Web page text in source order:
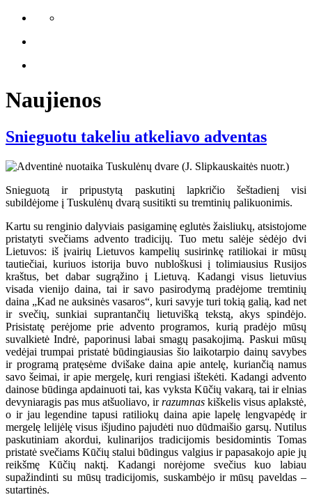
Naujienos
Snieguotu takeliu atkeliavo adventas
Snieguotą ir pripustytą paskutinį lapkričio šeštadienį visi
subildėjome į Tuskulėnų dvarą susitikti su tremtinių palikuonimis.
Kartu su renginio dalyviais pasigaminę eglutės žaisliukų, atsistojome
pristatyti svečiams advento tradicijų. Tuo metu salėje sėdėjo dvi
Lietuvos: iš įvairių Lietuvos kampelių susirinkę ratiliokai ir mūsų
tautiečiai, kuriuos istorija buvo nubloškusi į tolimiausius Rusijos
kraštus, bet dabar sugrąžino į Lietuvą. Kadangi visus lietuvius
visada vienijo daina, tai ir savo pasirodymą pradėjome tremtinių
daina „Kad ne auksinės vasaros“, kuri savyje turi tokią galią, kad net
ir svečių, sunkiai suprantančių lietuvišką tekstą, akys spindėjo.
Prisistatę perėjome prie advento programos, kurią pradėjo mūsų
suvalkietė Indrė, paporinusi labai smagų pasakojimą. Paskui mūsų
vedėjai trumpai pristatė būdingiausias šio laikotarpio dainų savybes
ir programą pratęsėme dvišake daina apie antelę, kuriančią namus
savo šeimai, ir apie mergelę, kuri rengiasi ištekėti. Kadangi advento
dainose būdinga apdainuoti tai, kas vyksta Kūčių vakarą, tai ir elnias
devyniaragis pas mus atšuoliavo, irrazumnas kiškelis visus aplakstė,
o ir jau legendine tapusi ratiliokų daina apie lapelę lengvapėdę ir
mergelę lelijėlę visus išjudino pajudėti nuo dūdmaišio garsų. Nutilus
paskutiniam akordui, kulinarijos tradicijomis besidomintis Tomas
pristatė svečiams Kūčių stalui būdingus valgius ir papasakojo apie jų
reikšmę Kūčių naktį. Kadangi norėjome svečius kuo labiau
supažindinti su mūsų tradicijomis, suskambėjo ir mūsų paveldas –
sutartinės.